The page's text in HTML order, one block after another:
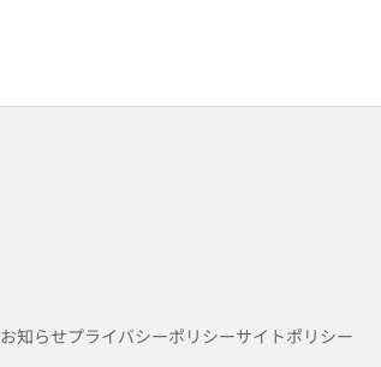
お知らせプライバシーポリシーサイトポリシー